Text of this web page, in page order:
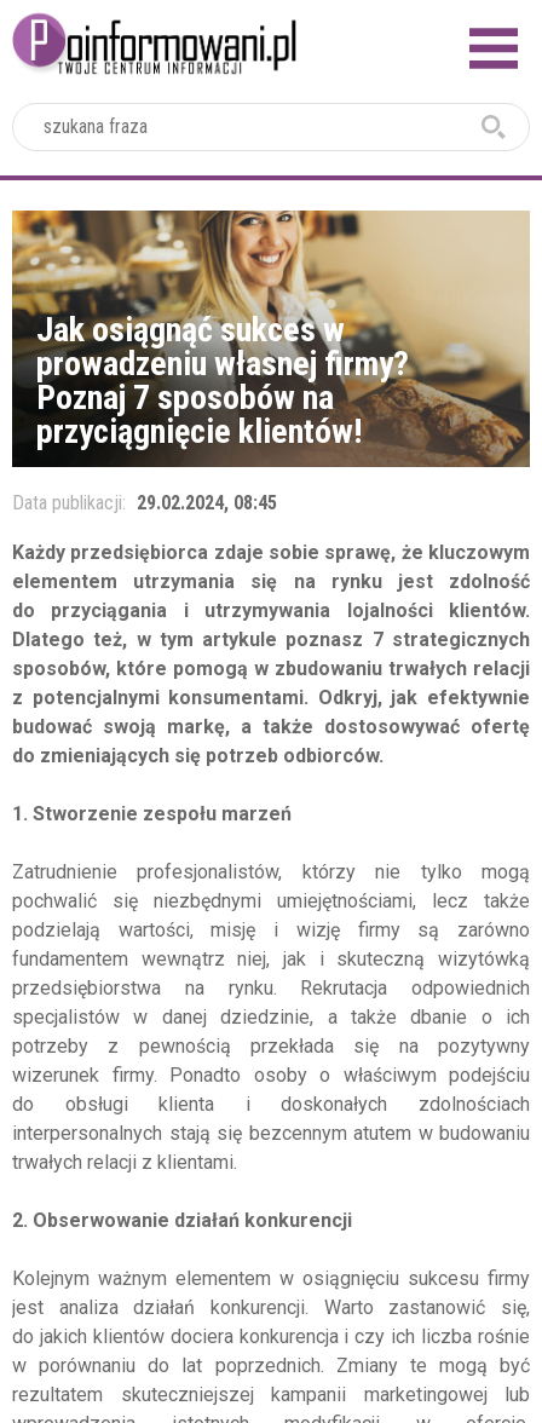
Jak osiągnąć sukces w
prowadzeniu własnej firmy?
Poznaj 7 sposobów na
przyciągnięcie klientów!
Data publikacji: 29.02.2024, 08:45
Każdy przedsiębiorca zdaje sobie sprawę, że kluczowym
elementem utrzymania się na rynku jest zdolność
do przyciągania i utrzymywania lojalności klientów.
Dlatego też, w tym artykule poznasz 7 strategicznych
sposobów, które pomogą w zbudowaniu trwałych relacji
z potencjalnymi konsumentami. Odkryj, jak efektywnie
budować swoją markę, a także dostosowywać ofertę
do zmieniających się potrzeb odbiorców.
1. Stworzenie zespołu marzeń
Zatrudnienie profesjonalistów, którzy nie tylko mogą
pochwalić się niezbędnymi umiejętnościami, lecz także
podzielają wartości, misję i wizję firmy są zarówno
fundamentem wewnątrz niej, jak i skuteczną wizytówką
przedsiębiorstwa na rynku. Rekrutacja odpowiednich
specjalistów w danej dziedzinie, a także dbanie o ich
potrzeby z pewnością przekłada się na pozytywny
wizerunek firmy. Ponadto osoby o właściwym podejściu
do obsługi klienta i doskonałych zdolnościach
interpersonalnych stają się bezcennym atutem w budowaniu
trwałych relacji z klientami.
2. Obserwowanie działań konkurencji
Kolejnym ważnym elementem w osiągnięciu sukcesu firmy
jest analiza działań konkurencji. Warto zastanowić się,
do jakich klientów dociera konkurencja i czy ich liczba rośnie
w porównaniu do lat poprzednich. Zmiany te mogą być
rezultatem skuteczniejszej kampanii marketingowej lub